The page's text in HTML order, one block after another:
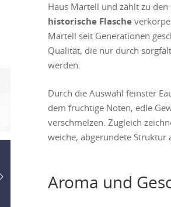
Haus Martell und zählt zu
historische Flasche
Martell seit Generationen
Qualität, die nur durch
werden.
Durch die Auswahl feinster
dem fruchtige Noten, edle
verschmelzen. Zugleich
weiche, abgerundete Struktur
Aroma und